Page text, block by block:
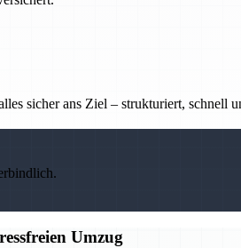
sicher ans Ziel – strukturiert, schnell
Umzug